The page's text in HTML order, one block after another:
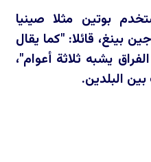
بوتين مثلا صينيا
بينغ، قائلا: "كما يقال
يشبه ثلاثة أعوام"،
بين البلدين.